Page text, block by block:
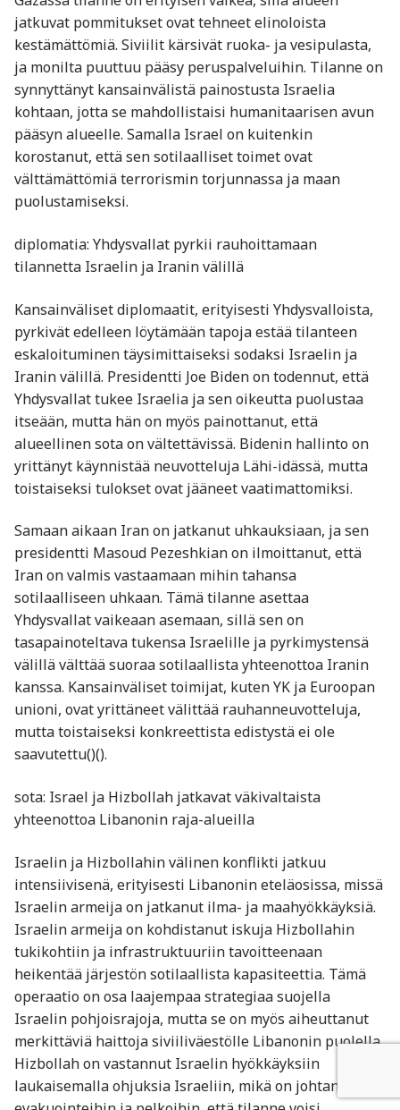
jatkuvat pommitukset ovat tehneet elinoloista
kestämättömiä. Siviilit kärsivät ruoka- ja vesipulasta,
ja monilta puuttuu pääsy peruspalveluihin. Tilanne on
synnyttänyt kansainvälistä painostusta Israelia
kohtaan, jotta se mahdollistaisi humanitaarisen avun
pääsyn alueelle. Samalla Israel on kuitenkin
korostanut, että sen sotilaalliset toimet ovat
välttämättömiä terrorismin torjunnassa ja maan
puolustamiseksi.
diplomatia: Yhdysvallat pyrkii rauhoittamaan
tilannetta Israelin ja Iranin välillä
Kansainväliset diplomaatit, erityisesti Yhdysvalloista,
pyrkivät edelleen löytämään tapoja estää tilanteen
eskaloituminen täysimittaiseksi sodaksi Israelin ja
Iranin välillä. Presidentti Joe Biden on todennut, että
Yhdysvallat tukee Israelia ja sen oikeutta puolustaa
itseään, mutta hän on myös painottanut, että
alueellinen sota on vältettävissä. Bidenin hallinto on
yrittänyt käynnistää neuvotteluja Lähi-idässä, mutta
toistaiseksi tulokset ovat jääneet vaatimattomiksi.
Samaan aikaan Iran on jatkanut uhkauksiaan, ja sen
presidentti Masoud Pezeshkian on ilmoittanut, että
Iran on valmis vastaamaan mihin tahansa
sotilaalliseen uhkaan. Tämä tilanne asettaa
Yhdysvallat vaikeaan asemaan, sillä sen on
tasapainoteltava tukensa Israelille ja pyrkimystensä
välillä välttää suoraa sotilaallista yhteenottoa Iranin
kanssa. Kansainväliset toimijat, kuten YK ja Euroopan
unioni, ovat yrittäneet välittää rauhanneuvotteluja,
mutta toistaiseksi konkreettista edistystä ei ole
saavutettu​()​().
sota: Israel ja Hizbollah jatkavat väkivaltaista
yhteenottoa Libanonin raja-alueilla
Israelin ja Hizbollahin välinen konflikti jatkuu
intensiivisenä, erityisesti Libanonin eteläosissa, missä
Israelin armeija on jatkanut ilma- ja maahyökkäyksiä.
Israelin armeija on kohdistanut iskuja Hizbollahin
tukikohtiin ja infrastruktuuriin tavoitteenaan
heikentää järjestön sotilaallista kapasiteettia. Tämä
operaatio on osa laajempaa strategiaa suojella
Israelin pohjoisrajoja, mutta se on myös aiheuttanut
merkittäviä haittoja siviiliväestölle Libanonin puolella.
Hizbollah on vastannut Israelin hyökkäyksiin
laukaisemalla ohjuksia Israeliin, mikä on johtanut